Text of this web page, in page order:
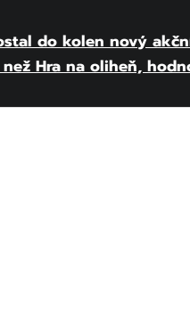
do kolen nový
Hra na oliheň,